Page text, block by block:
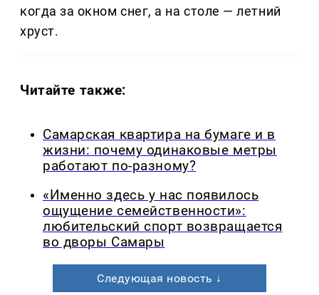
когда за окном снег, а на столе — летний
хруст.
Читайте также:
Самарская квартира на бумаге и в
жизни: почему одинаковые метры
работают по-разному?
«Именно здесь у нас появилось
ощущение семейственности»:
любительский спорт возвращается
во дворы Самары
Следующая новость ↓